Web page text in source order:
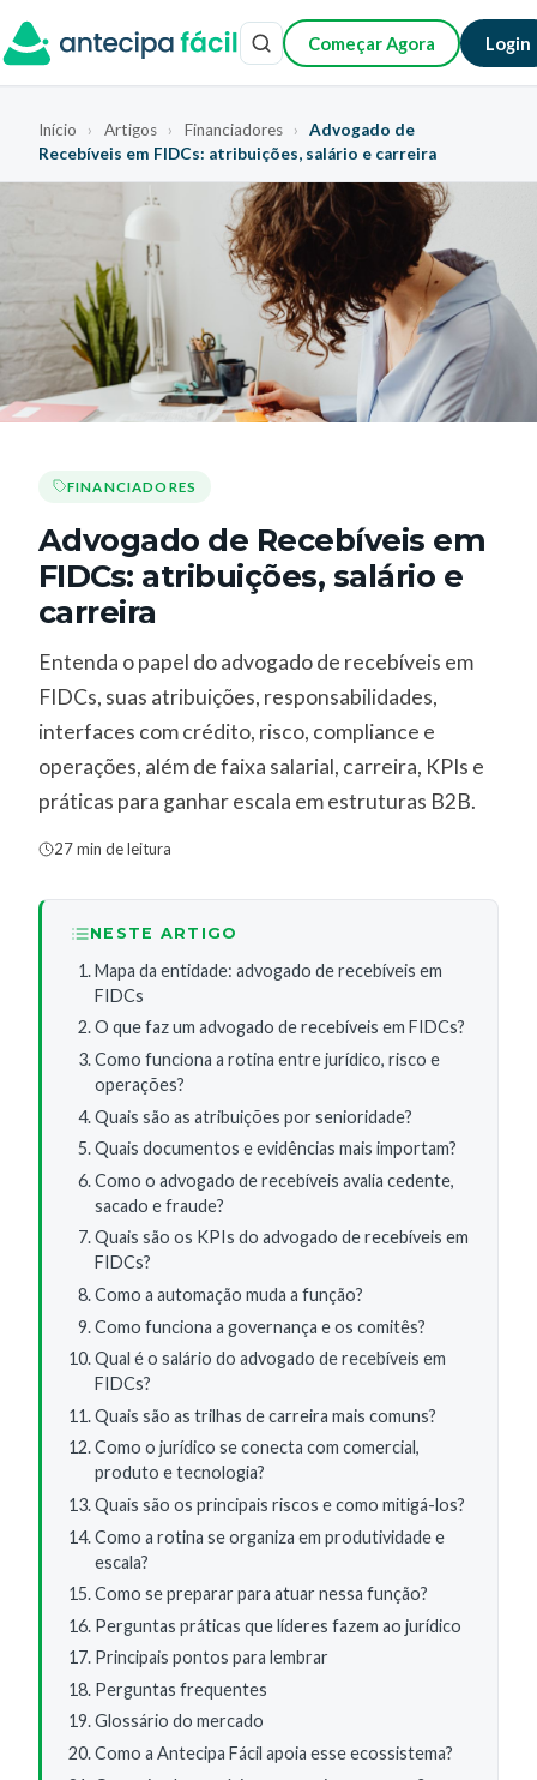
Começar Agora Login
Início › Artigos › Financiadores ›
Advogado de
Recebíveis em FIDCs: atribuições, salário e carreira
FINANCIADORES
Advogado de Recebíveis em
FIDCs: atribuições, salário e
carreira
Entenda o papel do advogado de recebíveis em
FIDCs, suas atribuições, responsabilidades,
interfaces com crédito, risco, compliance e
operações, além de faixa salarial, carreira, KPIs e
práticas para ganhar escala em estruturas B2B.
27 min de leitura
NESTE ARTIGO
Mapa da entidade: advogado de recebíveis em
FIDCs
O que faz um advogado de recebíveis em FIDCs?
Como funciona a rotina entre jurídico, risco e
operações?
Quais são as atribuições por senioridade?
Quais documentos e evidências mais importam?
Como o advogado de recebíveis avalia cedente,
sacado e fraude?
Quais são os KPIs do advogado de recebíveis em
FIDCs?
Como a automação muda a função?
Como funciona a governança e os comitês?
Qual é o salário do advogado de recebíveis em
FIDCs?
Quais são as trilhas de carreira mais comuns?
Como o jurídico se conecta com comercial,
produto e tecnologia?
Quais são os principais riscos e como mitigá-los?
Como a rotina se organiza em produtividade e
escala?
Como se preparar para atuar nessa função?
Perguntas práticas que líderes fazem ao jurídico
Principais pontos para lembrar
Perguntas frequentes
Glossário do mercado
Como a Antecipa Fácil apoia esse ecossistema?